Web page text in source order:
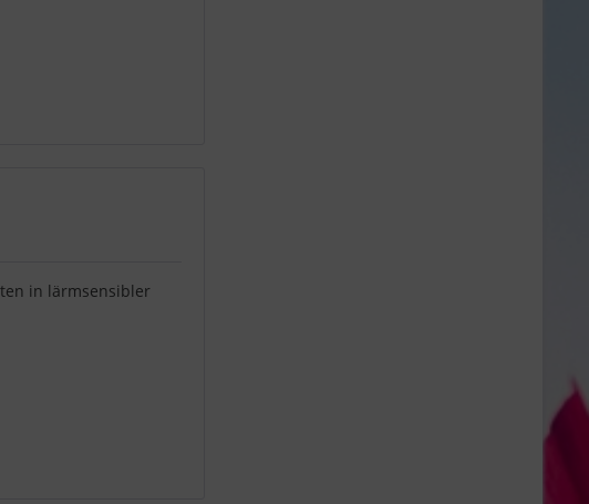
in lärmsensibler